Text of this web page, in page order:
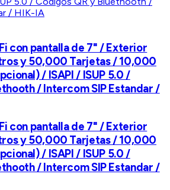
con pantalla de 7" / Exterior
y 50,000 Tarjetas / 10,000
/ ISAPI / ISUP 5.0 /
/ Intercom SIP Estandar /
con pantalla de 7" / Exterior
y 50,000 Tarjetas / 10,000
/ ISAPI / ISUP 5.0 /
/ Intercom SIP Estandar /